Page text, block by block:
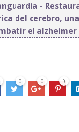
-
del cerebro,
el alzheimer
0 0 0